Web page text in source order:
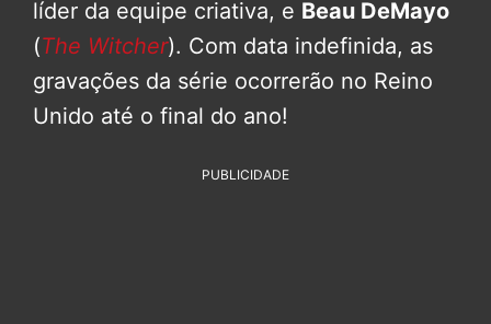
líder da equipe criativa, e Beau DeMayo
(The Witcher). Com data indefinida, as
gravações da série ocorrerão no Reino
Unido até o final do ano!
PUBLICIDADE